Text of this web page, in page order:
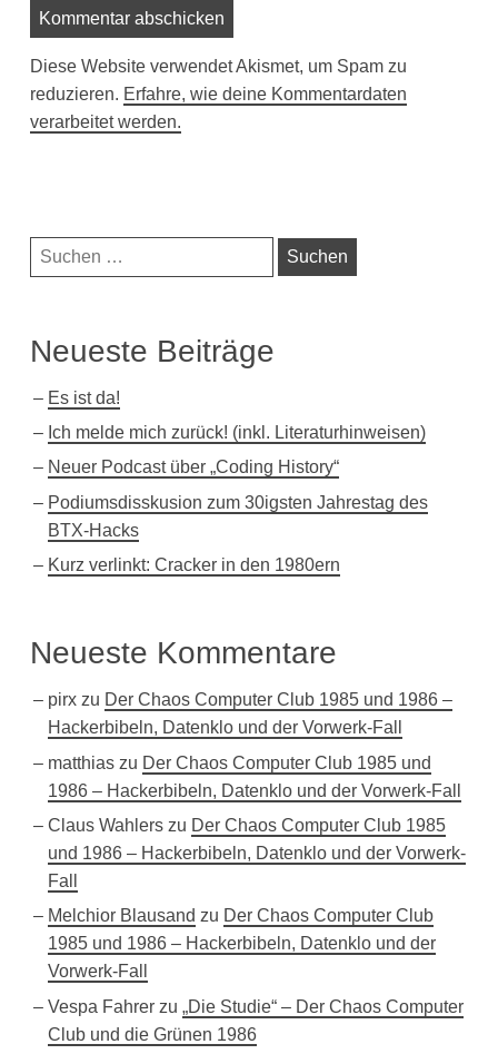
Diese Website verwendet Akismet, um Spam zu
reduzieren. Erfahre, wie deine Kommentardaten
verarbeitet werden.
Navigationsleiste
Suchen
nach:
Neueste Beiträge
Es ist da!
Ich melde mich zurück! (inkl. Literaturhinweisen)
Neuer Podcast über „Coding History“
Podiumsdisskusion zum 30igsten Jahrestag des
BTX-Hacks
Kurz verlinkt: Cracker in den 1980ern
Neueste Kommentare
pirxzu Der Chaos Computer Club 1985 und 1986 –
Hackerbibeln, Datenklo und der Vorwerk-Fall
matthiaszu Der Chaos Computer Club 1985 und
1986 – Hackerbibeln, Datenklo und der Vorwerk-Fall
Claus Wahlerszu Der Chaos Computer Club 1985
und 1986 – Hackerbibeln, Datenklo und der Vorwerk-
Fall
Melchior Blausand zu Der Chaos Computer Club
1985 und 1986 – Hackerbibeln, Datenklo und der
Vorwerk-Fall
Vespa Fahrerzu „Die Studie“ – Der Chaos Computer
Club und die Grünen 1986